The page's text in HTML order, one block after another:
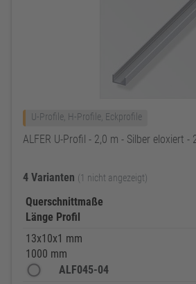
U-Profile, H-Profile, Eckprofile
ALFER U-Profil - 2,0 m - Silber eloxiert -
4 Varianten (1 nicht angezeigt)
Querschnittmaße
Länge Profil
13x10x1 mm
1000 mm
ALF045-04